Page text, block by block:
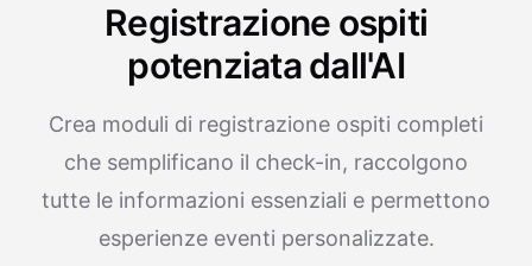
Registrazione ospiti
potenziata dall'AI
Crea moduli di registrazione ospiti completi
che semplificano il check-in, raccolgono
tutte le informazioni essenziali e permettono
esperienze eventi personalizzate.